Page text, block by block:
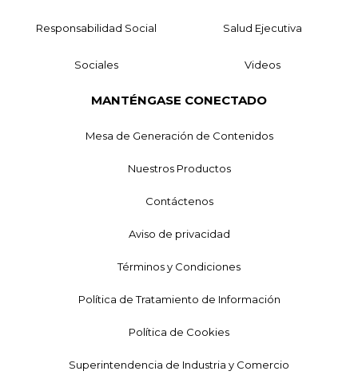
Responsabilidad Social Salud Ejecutiva
Sociales Videos
MANTÉNGASE CONECTADO
Mesa de Generación de Contenidos
Nuestros Productos
Contáctenos
Aviso de privacidad
Términos y Condiciones
Política de Tratamiento de Información
Política de Cookies
Superintendencia de Industria y Comercio